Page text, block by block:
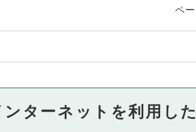
ペ
ターネットを利用し